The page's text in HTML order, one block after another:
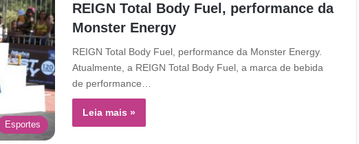
Esportes
REIGN Total Body Fuel, performance da
Monster Energy
REIGN Total Body Fuel, performance da Monster Energy.
Atualmente, a REIGN Total Body Fuel, a marca de bebida
de performance…
Leia mais »